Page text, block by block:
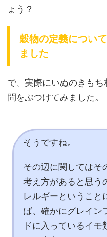
ょう？
穀物の定義につい
ました
で、実際にいぬのきも
問をぶつけてみました。
そうですね。
その辺に関してはそ
考え方があると思う
レルギーということ
ば、確かにグレイン
ドに入っているイモ